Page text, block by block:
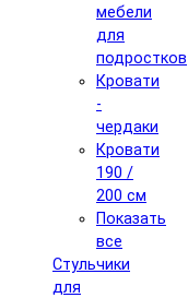
мебели
для
подростков
Кровати
-
чердаки
Кровати
190 /
200 см
Показать
все
Стульчики
для